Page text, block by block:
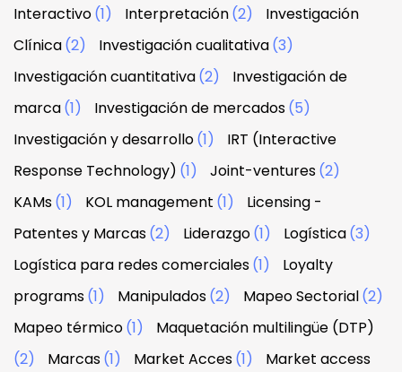
Interactivo(1) Interpretación(2)
Investigación
Clínica(2) Investigación cualitativa(3)
Investigación cuantitativa(2)
Investigación de
marca(1) Investigación de mercados(5)
Investigación y desarrollo(1)
IRT (Interactive
Response Technology) (1) Joint-ventures(2)
KAMs(1) KOL management (1)
Licensing -
Patentes y Marcas(2) Liderazgo(1) Logística(3)
Logística para redes comerciales(1)
Loyalty
programs(1) Manipulados(2) Mapeo Sectorial(2)
Mapeo térmico(1)
Maquetación multilingüe (DTP)
(2)
Marcas(1) Market Acces(1)
Market access